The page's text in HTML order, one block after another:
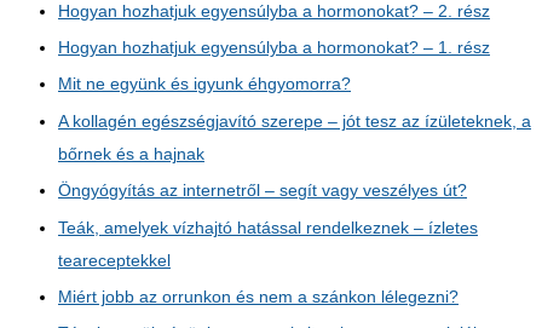
Hogyan hozhatjuk egyensúlyba a hormonokat? – 2. rész
Hogyan hozhatjuk egyensúlyba a hormonokat? – 1. rész
Mit ne együnk és igyunk éhgyomorra?
A kollagén egészségjavító szerepe – jót tesz az ízületeknek, a
bőrnek és a hajnak
Öngyógyítás az internetről – segít vagy veszélyes út?
Teák, amelyek vízhajtó hatással rendelkeznek – ízletes
teareceptekkel
Miért jobb az orrunkon és nem a szánkon lélegezni?